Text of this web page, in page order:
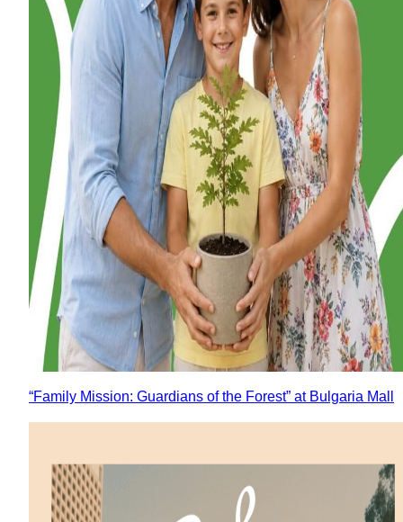
“Family Mission: Guardians of the Forest” at Bulgaria Mall